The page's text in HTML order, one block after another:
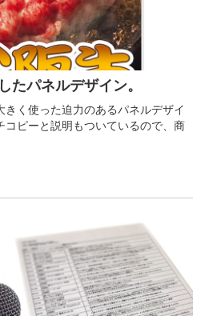
たパネルデザイン。
きく使った迫力のあるパネルデザイ
コピーと説明もついているので、商